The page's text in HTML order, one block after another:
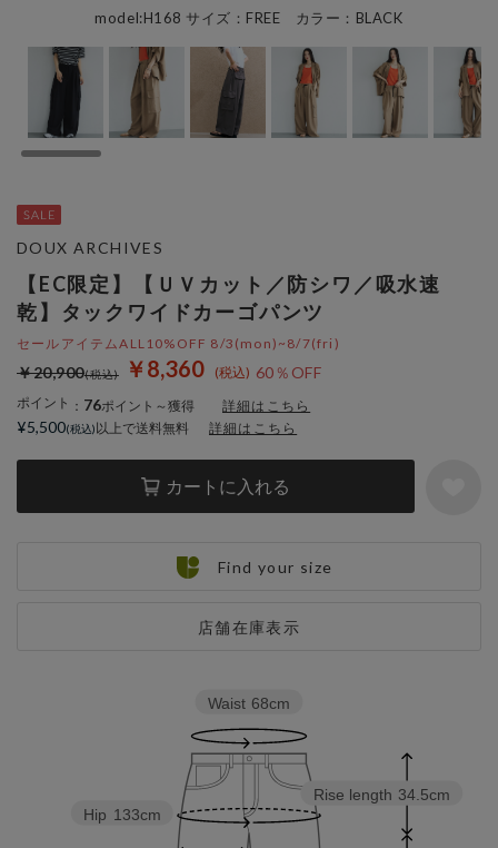
model:H168 サイズ：FREE カラー：BLACK
【EC限定】【ＵＶカット／防シワ／吸水速
乾】タックワイドカーゴパンツ
セールアイテムALL10%OFF 8/3(mon)~8/7(fri)
￥8,360 60％OFF
￥20,900
ポイント ： 76ポイント～獲得 詳細はこちら
カートに入れる
店舗在庫表示
DOUX ARCHIVES
¥5,500 以上で送料無料 詳細はこちら
Find your size
Rise length 34.5cm
Hip 133cm
Waist 68cm